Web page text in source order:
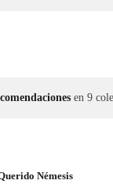
en 9
Némesis